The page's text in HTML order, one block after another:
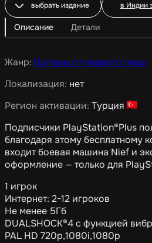
выбрать издание в Индии
Описание Детали
Жанр: Шутеры от первого лица
Локализация: нет
Регион активации: Турция
Подписчики PlayStation®Plus
благодаря этому бесплатному
входит боевая машина Nief и
оформление — только для
1 игрок
Интернет: 2-12 игроков
Не менее 5Гб
DUALSHOCK®4 с функцией
PAL HD 720p,1080i,1080p